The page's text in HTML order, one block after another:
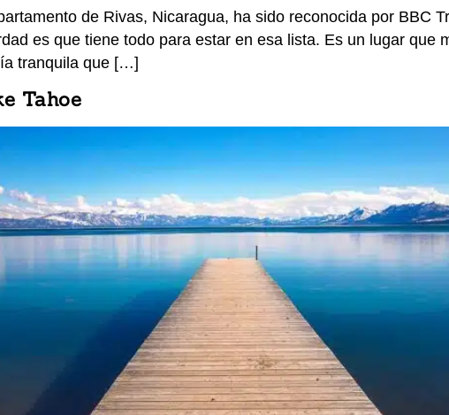
de Rivas, Nicaragua, ha sido reconocida por BBC
es que tiene todo para estar en esa lista. Es un lugar que
tranquila que […]
Tahoe